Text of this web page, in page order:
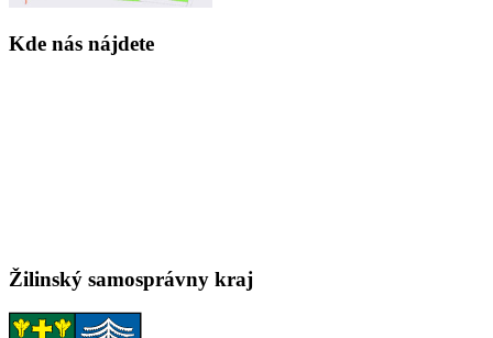
Kde nás nájdete
Žilinský samosprávny kraj